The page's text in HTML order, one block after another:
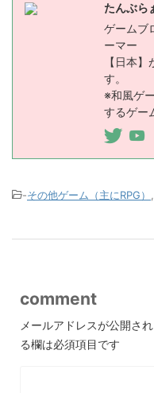
たんぶら
ゲームブ
ーマー
【日本
す。
※和風ゲ
するゲー
-その他ゲーム（主にRPG）
comment
メールアドレスが公開さ
る欄は必須項目です